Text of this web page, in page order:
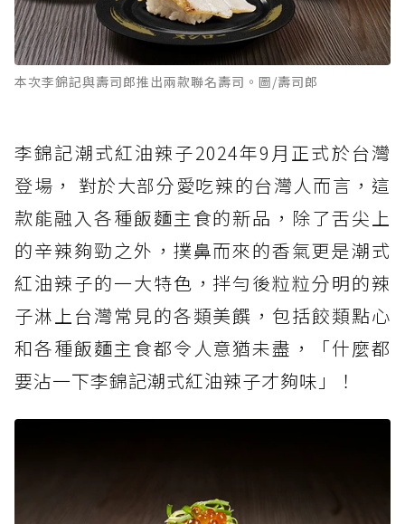
本次李錦記與壽司郎推出兩款聯名壽司。圖/壽司郎
李錦記潮式紅油辣子2024年9月正式於台灣
登場， 對於大部分愛吃辣的台灣人而言，這
款能融入各種飯麵主食的新品，除了舌尖上
的辛辣夠勁之外，撲鼻而來的香氣更是潮式
紅油辣子的一大特色，拌勻後粒粒分明的辣
子淋上台灣常見的各類美饌，包括餃類點心
和各種飯麵主食都令人意猶未盡，「什麼都
要沾一下李錦記潮式紅油辣子才夠味」！